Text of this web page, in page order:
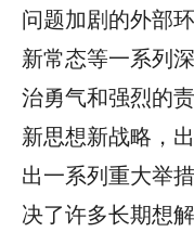
问题加剧的外部
新常态等一系列
治勇气和强烈的
新思想新战略，
出一系列重大举
决了许多长期想